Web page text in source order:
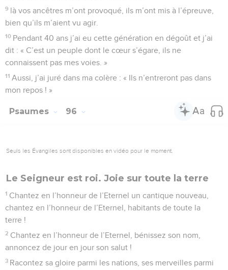
9 là vos ancêtres m’ont provoqué, ils m’ont mis à l’épreuve,
bien qu’ils m’aient vu agir.
10 Pendant 40 ans j’ai eu cette génération en dégoût et j’ai
dit : « C’est un peuple dont le cœur s’égare, ils ne
connaissent pas mes voies. »
11 Aussi, j’ai juré dans ma colère : « Ils n’entreront pas dans
mon repos ! »
Psaumes 96
Seuls les Évangiles sont disponibles en vidéo pour le moment.
Le Seigneur est roi. Joie sur toute la terre
1 Chantez en l’honneur de l’Eternel un cantique nouveau,
chantez en l’honneur de l’Eternel, habitants de toute la
terre !
2 Chantez en l’honneur de l’Eternel, bénissez son nom,
annoncez de jour en jour son salut !
3 Racontez sa gloire parmi les nations, ses merveilles parmi